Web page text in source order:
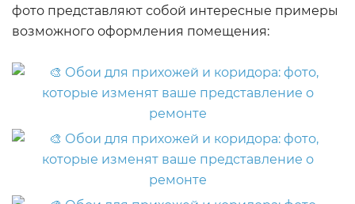
фото представляют собой интересные примеры
возможного оформления помещения: